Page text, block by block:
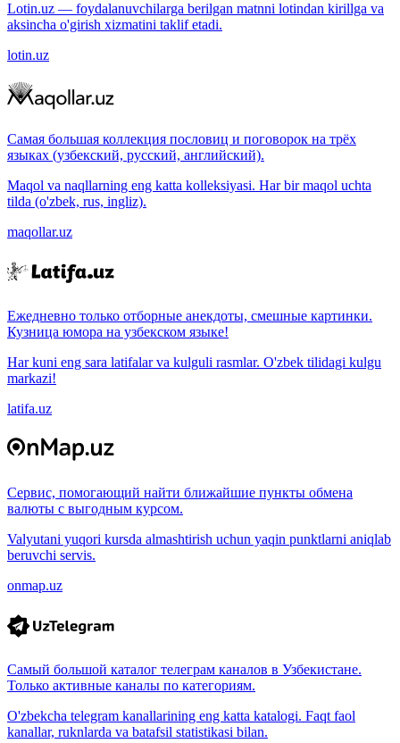
Lotin.uz — foydalanuvchilarga berilgan matnni lotindan kirillga va
aksincha o'girish xizmatini taklif etadi.
lotin.uz
Самая большая коллекция пословиц и поговорок на трёх
языках (узбекский, русский, английский).
Maqol va naqllarning eng katta kolleksiyasi. Har bir maqol uchta
tilda (o'zbek, rus, ingliz).
maqollar.uz
Ежедневно только отборные анекдоты, смешные картинки.
Кузница юмора на узбекском языке!
Har kuni eng sara latifalar va kulguli rasmlar. O'zbek tilidagi kulgu
markazi!
latifa.uz
Сервис, помогающий найти ближайшие пункты обмена
валюты с выгодным курсом.
Valyutani yuqori kursda almashtirish uchun yaqin punktlarni aniqlab
beruvchi servis.
onmap.uz
Самый большой каталог телеграм каналов в Узбекистане.
Только активные каналы по категориям.
O'zbekcha telegram kanallarining eng katta katalogi. Faqt faol
kanallar, ruknlarda va batafsil statistikasi bilan.